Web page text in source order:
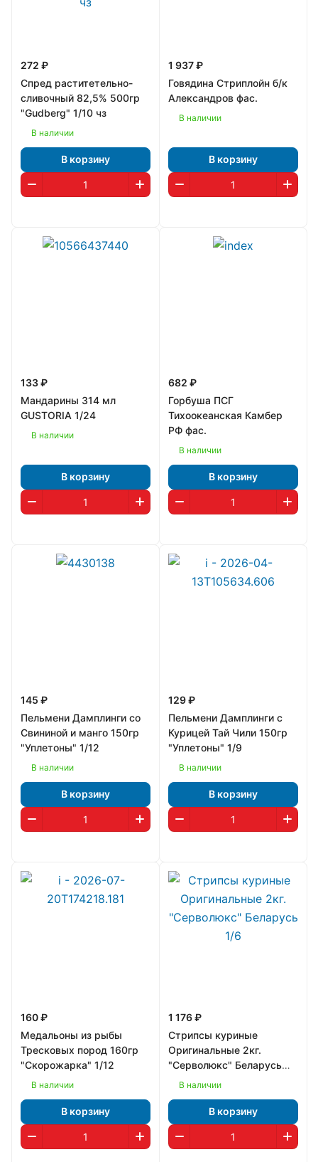
272 ₽
Спред раститетельно-
сливочный 82,5% 500гр
"Gudberg" 1/10 чз
В наличии
В корзину
1 937 ₽
Говядина Стриплойн б/к
Александров фас.
В наличии
В корзину
133 ₽
Мандарины 314 мл
GUSTORIA 1/24
В наличии
В корзину
682 ₽
Горбуша ПСГ
Тихоокеанская Камбер
РФ фас.
В наличии
В корзину
145 ₽
Пельмени Дамплинги со
Свининой и манго 150гр
"Уплетоны" 1/12
В наличии
В корзину
129 ₽
Пельмени Дамплинги с
Курицей Тай Чили 150гр
"Уплетоны" 1/9
В наличии
В корзину
160 ₽
Медальоны из рыбы
Тресковых пород 160гр
"Скорожарка" 1/12
В наличии
В корзину
1 176 ₽
Стрипсы куриные
Оригинальные 2кг.
"Серволюкс" Беларусь
1/6В наличии
В корзину